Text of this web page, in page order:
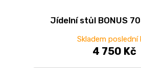
Jídelní stůl BONUS
Skladem poslední
4 750 Kč